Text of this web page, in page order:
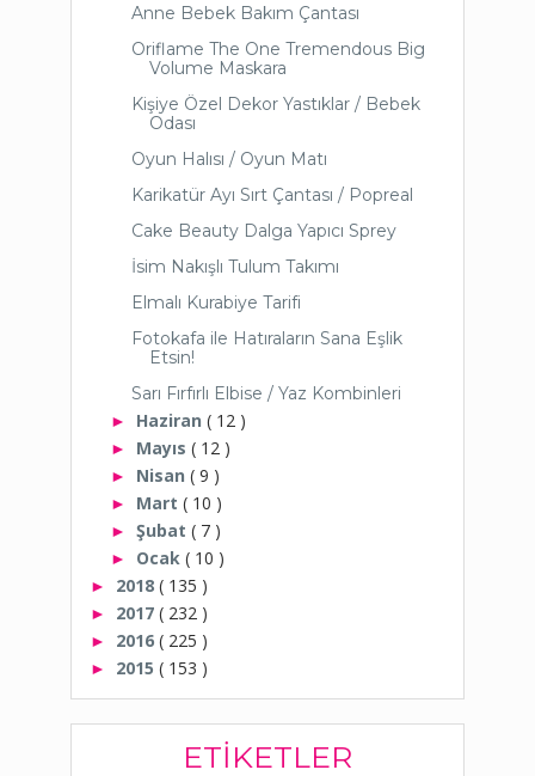
Anne Bebek Bakım Çantası
Oriflame The One Tremendous Big
Volume Maskara
Kişiye Özel Dekor Yastıklar / Bebek
Odası
Oyun Halısı / Oyun Matı
Karikatür Ayı Sırt Çantası / Popreal
Cake Beauty Dalga Yapıcı Sprey
İsim Nakışlı Tulum Takımı
Elmalı Kurabiye Tarifi
Fotokafa ile Hatıraların Sana Eşlik
Etsin!
Sarı Fırfırlı Elbise / Yaz Kombinleri
► Haziran ( 12 )
► Mayıs ( 12 )
► Nisan ( 9 )
► Mart ( 10 )
► Şubat ( 7 )
► Ocak ( 10 )
► 2018 ( 135 )
► 2017 ( 232 )
► 2016 ( 225 )
► 2015 ( 153 )
ETIKETLER